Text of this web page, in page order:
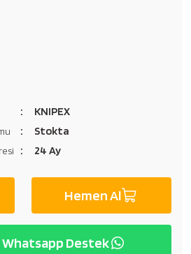
KNIPEX
Stokta
24 Ay
Hemen Al
Whatsapp Destek